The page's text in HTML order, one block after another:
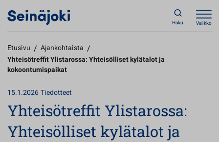
Haku Valikko
Etusivu / Ajankohtaista /
Yhteisötreffit Ylistarossa: Yhteisölliset kylätalot ja
kokoontumispaikat
15.1.2026Tiedotteet
Yhteisötreffit Ylistarossa:
Yhteisölliset kylätalot ja